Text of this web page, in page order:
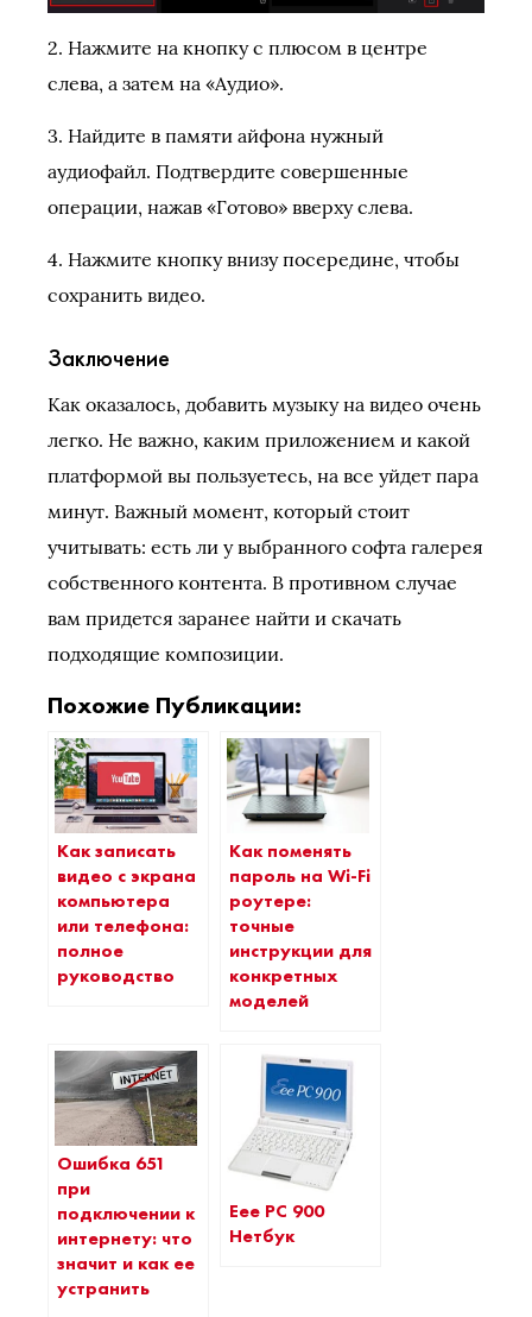
2. Нажмите на кнопку с плюсом в центре
слева, а затем на «Аудио».
3. Найдите в памяти айфона нужный
аудиофайл. Подтвердите совершенные
операции, нажав «Готово» вверху слева.
4. Нажмите кнопку внизу посередине, чтобы
сохранить видео.
Заключение
Как оказалось, добавить музыку на видео очень
легко. Не важно, каким приложением и какой
платформой вы пользуетесь, на все уйдет пара
минут. Важный момент, который стоит
учитывать: есть ли у выбранного софта галерея
собственного контента. В противном случае
вам придется заранее найти и скачать
подходящие композиции.
Похожие Публикации:
Как записать
видео с экрана
компьютера
или телефона:
полное
руководство
Как поменять
пароль на Wi-Fi
роутере:
точные
инструкции для
конкретных
моделей
Ошибка 651
при
подключении к
интернету: что
значит и как ее
устранить
Eee PC 900
Нетбук